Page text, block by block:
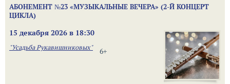
АБОНЕМЕНТ №23 «МУЗЫКАЛЬНЫЕ ВЕЧЕРА» (2-Й КОНЦЕРТ
ЦИКЛА)
15 декабря 2026 в 18:30
6+
"Усадьба Рукавишниковых"